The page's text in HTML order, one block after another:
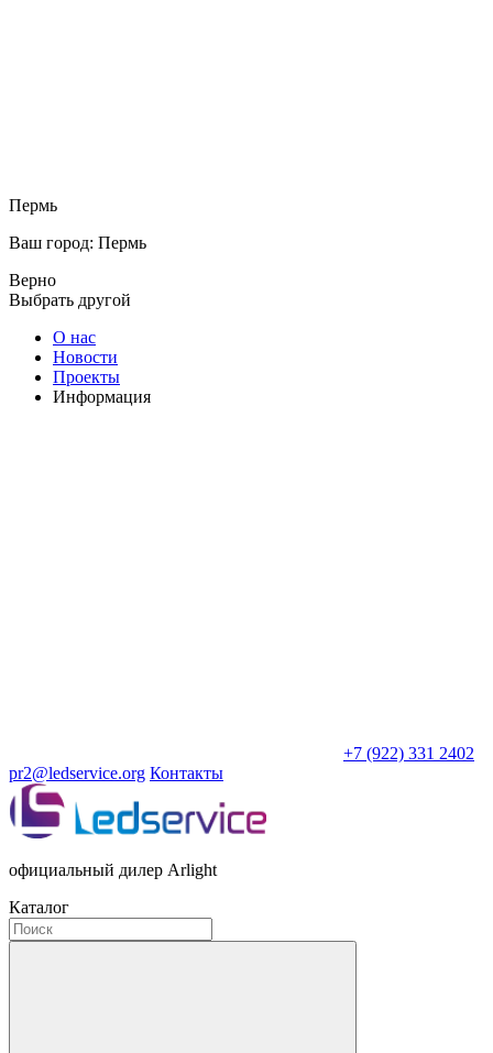
Пермь
Ваш город: Пермь
Верно
Выбрать другой
О нас
Новости
Проекты
Информация
+7 (922) 331 2402
pr2@ledservice.org Контакты
официальный дилер Arlight
Каталог